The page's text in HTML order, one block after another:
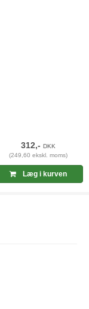
312,-DKK
(249,60 ekskl. moms)
Læg i kurven